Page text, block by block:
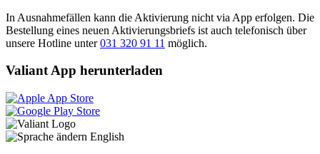
In Ausnahmefällen kann die Aktivierung nicht via App erfolgen. Die
Bestellung eines neuen Aktivierungsbriefs ist auch telefonisch über
unsere Hotline unter031 320 91 11 möglich.
Valiant App herunterladen
English